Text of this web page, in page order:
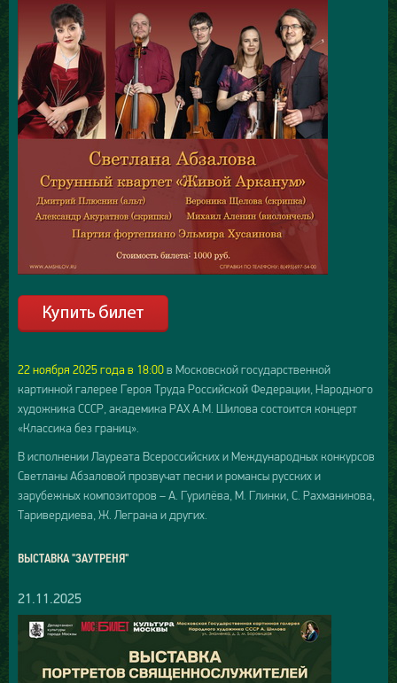
22 ноября 2025 года в 18:00в Московской государственной
картинной галерее Героя Труда Российской Федерации, Народного
художника СССР, академика РАХ А.М. Шилова состоится концерт
«Классика без границ».
В исполнении Лауреата Всероссийских и Международных конкурсов
Светланы Абзаловой прозвучат песни и романсы русских и
зарубежных композиторов – А. Гурилёва, М. Глинки, С. Рахманинова,
Таривердиева, Ж. Леграна и других.
ВЫСТАВКА "ЗАУТРЕНЯ"
21.11.2025